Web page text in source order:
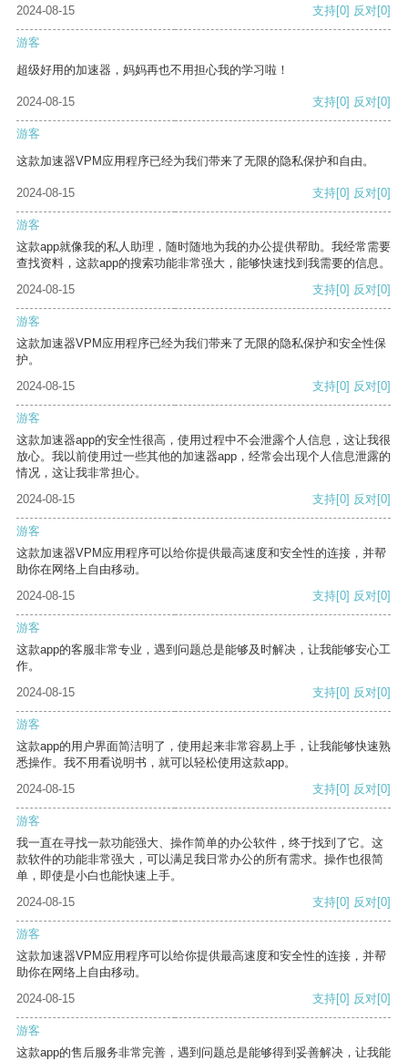
2024-08-15 支持[0] 反对[0]
游客
超级好用的加速器，妈妈再也不用担心我的学习啦！
2024-08-15 支持[0] 反对[0]
游客
这款加速器VPM应用程序已经为我们带来了无限的隐私保护和自由。
2024-08-15 支持[0] 反对[0]
游客
这款app就像我的私人助理，随时随地为我的办公提供帮助。我经常需要
查找资料，这款app的搜索功能非常强大，能够快速找到我需要的信息。
2024-08-15
支持[0] 反对[0]
游客
这款加速器VPM应用程序已经为我们带来了无限的隐私保护和安全性保
护。
2024-08-15
支持[0] 反对[0]
游客
这款加速器app的安全性很高，使用过程中不会泄露个人信息，这让我很
放心。我以前使用过一些其他的加速器app，经常会出现个人信息泄露的
情况，这让我非常担心。
2024-08-15
支持[0] 反对[0]
游客
这款加速器VPM应用程序可以给你提供最高速度和安全性的连接，并帮
助你在网络上自由移动。
2024-08-15
支持[0] 反对[0]
游客
这款app的客服非常专业，遇到问题总是能够及时解决，让我能够安心工
作。
2024-08-15
支持[0] 反对[0]
游客
这款app的用户界面简洁明了，使用起来非常容易上手，让我能够快速熟
悉操作。我不用看说明书，就可以轻松使用这款app。
2024-08-15
支持[0] 反对[0]
游客
我一直在寻找一款功能强大、操作简单的办公软件，终于找到了它。这
款软件的功能非常强大，可以满足我日常办公的所有需求。操作也很简
单，即使是小白也能快速上手。
2024-08-15
支持[0] 反对[0]
游客
这款加速器VPM应用程序可以给你提供最高速度和安全性的连接，并帮
助你在网络上自由移动。
2024-08-15
支持[0] 反对[0]
游客
这款app的售后服务非常完善，遇到问题总是能够得到妥善解决，让我能